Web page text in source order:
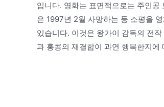
입니다. 영화는 표면적으로는 주인
은 1997년 2월 사망하는 등 소평을
있습니다. 이것은 왕가이 감독의 전작
과 홍콩의 재결합이 과연 행복한지